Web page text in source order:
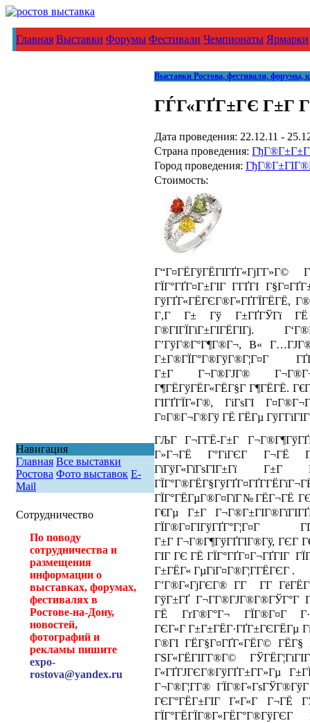
Главная Выставки Форумы Фестивали Чемпионаты Ярмарки
Навигация
Главная Все выставки
Ростова Фото выставок E-
Mail
Сотрудничество
По поводу
сотрудничества и
размещения
информации о
выставках, форумах,
фестивалях в
Ростове-на-Дону,
новостей,
фотографий и
рекламы пишите
expo-
rostova@yandex.ru
Выставки Ростова, фестивали, форумы,
ГЃГ«ГҐГ±ГЄ Г±Г
Дата проведения: 22.12.11 -
Страна проведения:
Город проведения:
Стоимость:
ГЇГ°ГҐГ¤Г±ГІГ Г­ГҐГІ
ГўГҐГ«ГЁГЄГ®Г«ГҐГЇГЁГЁ,
Г‚Г Г± Гў Г±ГҐГЎГї ГЁ
Г®ГІГЇГіГ±ГІГЁГІГј.
Г’ГўГ®Г°Г¶Г®Г¬, В«
Г±Г®ГЇГ°Г®ГўГ®Г¦Г¤Г
Г±Г Г¬Г®ГЈГ®
Г¶ГЁГўГЁГ«ГЁГ§Г Г¶ГЁГЁ.
ГІГҐГЇГ«Г®, ГіГѕГІ
Г¤Г®Г¬Г®Гў ГЁ ГЁГµ
ГЉГ Г¬Г­ГЁ-Г±Г
Г»Г¬ГЁ Г°ГіГЄГ Г¬ГЁ
ГїГўГ«ГїГѕГІГ±Гї Г±Г
ГЇГ°ГЁГµГ®Г¤ГїГ№ГЁГ¬ГЁ
Г€Гµ Г±Г
Г±Г Г¬Г®Г¶ГўГҐГІГ®Гў, ГЄГ
ГІГ ГЄ ГЁ ГЇГ°ГҐГ¤Г¬ГҐГІГ
Г±ГЁГ« ГµГіГ¤Г®Г¦Г­ГЁГЄГ .
Г’Г®Г«ГјГЄГ® Г­Г Г­Г
ГўГ±ГҐ Г¬Г­Г®ГЈГ®Г®ГЎГ°Г
ГЁ ГґГ®Г°Г¬ ГЇГ®Г¤Г
ГЄГ«Г Г±Г±ГЁГ·ГҐГ±ГЄГЁГµ
Г®ГІ ГЁГ§Г¤ГҐГ«ГЁГ©
ГЅГ«ГЁГІГ­Г®Г©
Г«ГҐГЈГЄГ®ГўГҐГ±Г­Г»Гµ
Г¬Г®Г¦Г­Г®
ГЄГ°ГЁГ±ГІГ Г«Г«Г Г¬ГЁ